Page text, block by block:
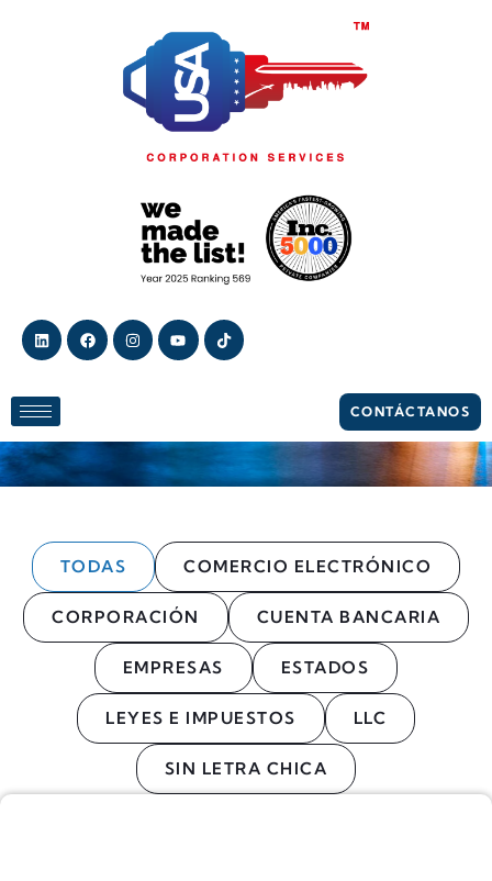
CONTÁCTANOS
COMERCIO ELECTRÓNICO
CORPORACIÓN CUENTA BANCARIA
EMPRESAS ESTADOS
LEYES E IMPUESTOS LLC
SIN LETRA CHICA
TODAS